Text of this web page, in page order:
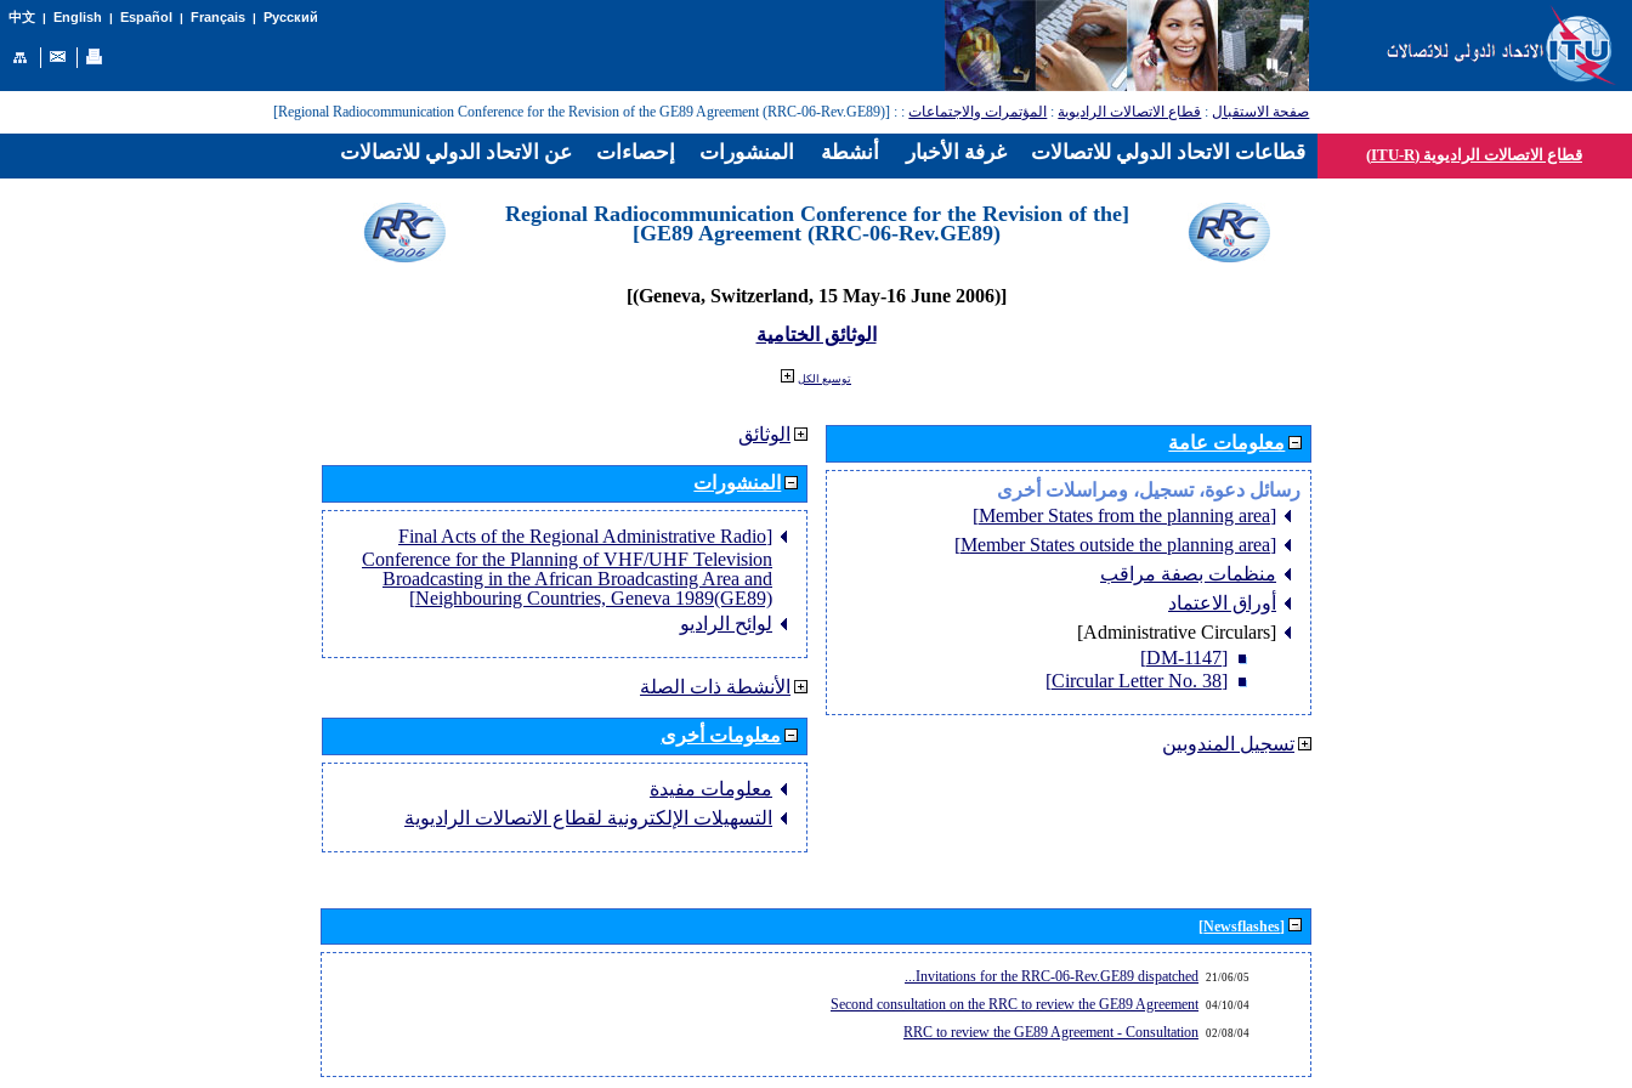
中文| English | Español | Français| Русский
صفحة الاستقبال: قطاع الاتصالات الراديوية: المؤتمرات والاجتماعات:
: [Regional Radiocommunication Conference for the Revision of the GE89 Agreement (RRC-06-Rev.GE89)]
قطاع الاتصالات الراديوية (ITU-R)
[Regional Radiocommunication Conference for the Revision of the
GE89 Agreement (RRC-06-Rev.GE89)]
[(Geneva, Switzerland, 15 May-16 June 2006)]
الوثائق الختامية
توسيع الكل
الوثائق
المنشورات
[Final Acts of the Regional Administrative Radio
Conference for the Planning of VHF/UHF Television
Broadcasting in the African Broadcasting Area and
Neighbouring Countries, Geneva 1989(GE89)]
لوائح الراديو
الأنشطة ذات الصلة
معلومات أخرى
معلومات مفيدة
التسهيلات الإلكترونية لقطاع الاتصالات الراديوية
معلومات عامة
رسائل دعوة، تسجيل، ومراسلات أخرى
[Member States from the planning area]
[Member States outside the planning area]
منظمات بصفة مراقب
أوراق الاعتماد
[Administrative Circulars]
[DM-1147]
[Circular Letter No. 38]
تسجيل المندوبين
[Newsflashes]
21/06/05
Invitations for the RRC-06-Rev.GE89 dispatched...
04/10/04
Second consultation on the RRC to review the GE89 Agreement
02/08/04
RRC to review the GE89 Agreement - Consultation
عن الاتحاد الدولي للاتصالات إحصاءات المنشورات أنشطة غرفة الأخبار قطاعات الاتحاد الدولي للاتصالات